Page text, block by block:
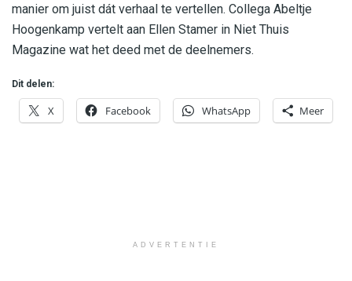
manier om juist dát verhaal te vertellen. Collega Abeltje
Hoogenkamp vertelt aan Ellen Stamer in Niet Thuis
Magazine wat het deed met de deelnemers.
Dit delen:
X Facebook WhatsApp Meer
ADVERTENTIE